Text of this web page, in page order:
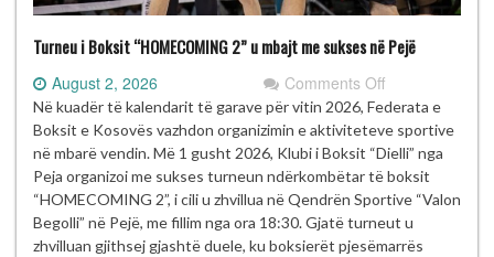
Turneu i Boksit “HOMECOMING 2” u mbajt me sukses në Pejë
August 2, 2026 Comments Offon
Turneu
i
Boksit
2”
u
mbajt
Në kuadër të kalendarit të garave për vitin 2026, Federata e
Boksit e Kosovës vazhdon organizimin e aktiviteteve sportive
në mbarë vendin. Më 1 gusht 2026, Klubi i Boksit “Dielli” nga
Peja organizoi me sukses turneun ndërkombëtar të boksit
“HOMECOMING 2”, i cili u zhvillua në Qendrën Sportive “Valon
Begolli” në Pejë, me fillim nga ora 18:30. Gjatë turneut u
zhvilluan gjithsej gjashtë duele, ku boksierët pjesëmarrës